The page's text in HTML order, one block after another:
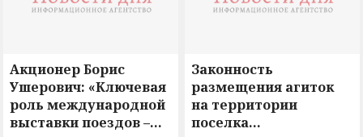
Акционер Борис
Ушерович: «Ключевая
роль международной
выставки поездов –
Законность
размещения агиток
на территории
поселка